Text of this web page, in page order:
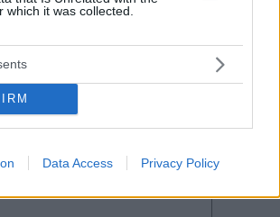
which it was collected.
Data Access Privacy Policy